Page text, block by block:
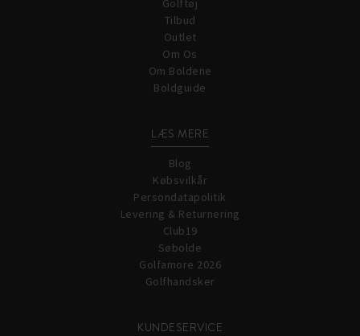
Golftøj
Tilbud
Outlet
Om Os
Om Boldene
Boldguide
LÆS MERE
Blog
Købsvilkår
Persondatapolitik
Levering & Returnering
Club19
Søbolde
Golfamore 2026
Golfhandsker
KUNDESERVICE